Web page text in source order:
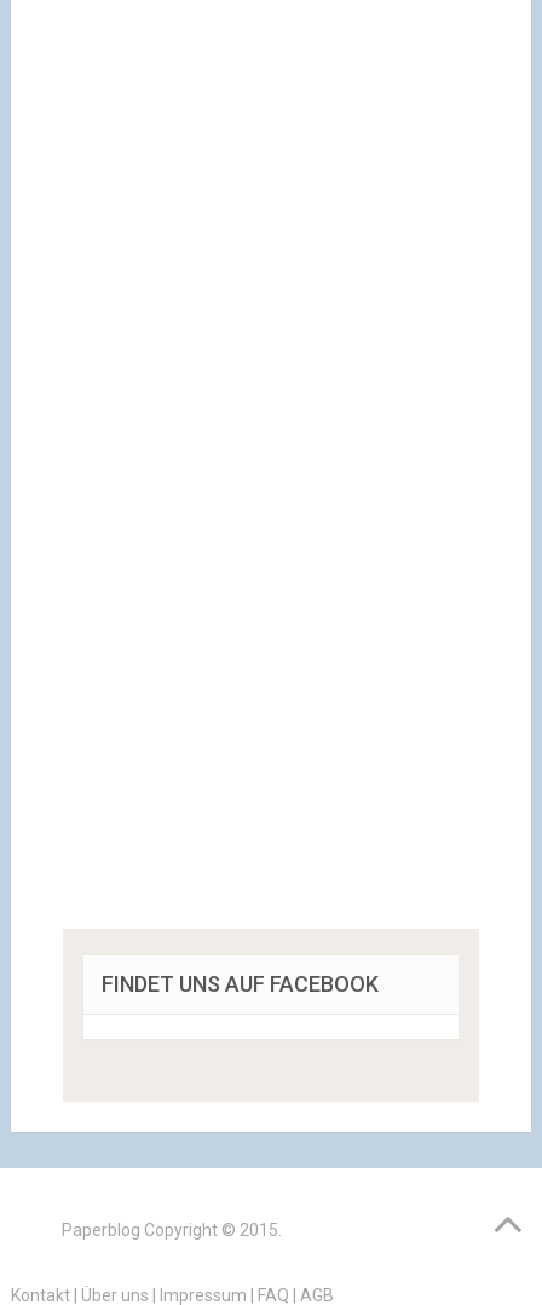
FINDET UNS AUF FACEBOOK
Paperblog Copyright © 2015.
Kontakt| Über uns Impressum FAQ AGB